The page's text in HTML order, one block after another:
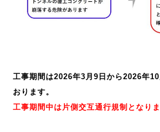
工事期間は2026年3月9日から2026年
おります。
工事期間中は片側交互通行規制となりま